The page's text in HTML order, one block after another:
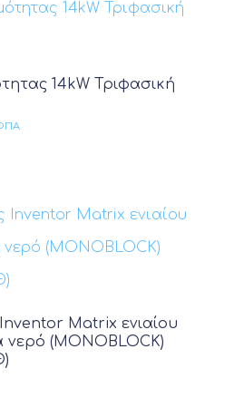
14kW Τριφασική
€8,850.00.
τιμή είναι: €6,190.00.
Matrix ενιαίου
(MONOBLOCK)